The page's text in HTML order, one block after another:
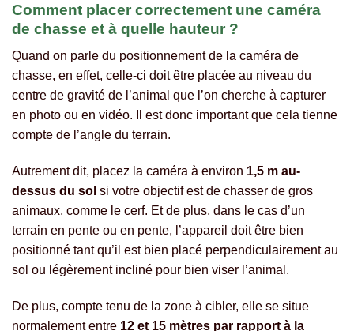
Comment placer correctement une caméra
de chasse et à quelle hauteur ?
Quand on parle du positionnement de la caméra de
chasse, en effet, celle-ci doit être placée au niveau du
centre de gravité de l’animal que l’on cherche à capturer
en photo ou en vidéo. Il est donc important que cela tienne
compte de l’angle du terrain.
Autrement dit, placez la caméra à environ 1,5 m au-
dessus du sol si votre objectif est de chasser de gros
animaux, comme le cerf. Et de plus, dans le cas d’un
terrain en pente ou en pente, l’appareil doit être bien
positionné tant qu’il est bien placé perpendiculairement au
sol ou légèrement incliné pour bien viser l’animal.
De plus, compte tenu de la zone à cibler, elle se situe
normalement entre 12 et 15 mètres par rapport à la